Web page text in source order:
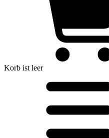
Korb ist leer